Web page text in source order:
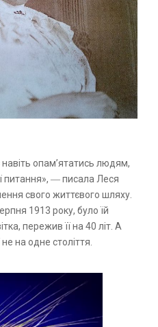
опам’ятатись людям,
питання», ― писала Леся
свого життєвого шляху.
1913 року, було їй
пережив її на 40 літ. А
на одне століття.